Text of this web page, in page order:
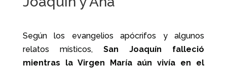
Según los evangelios apócrifos y algunos
relatos místicos, San Joaquín falleció
mientras la Virgen María aún vivía en el